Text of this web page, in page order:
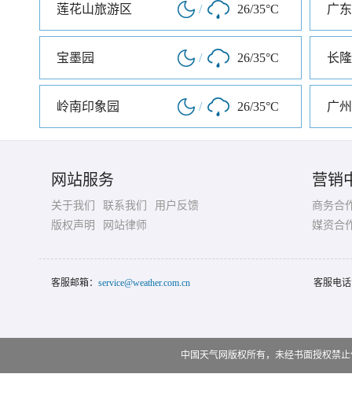
莲花山旅游区 / 26/35°C 广
宝墨园 / 26/35°C 长
岭南印象园 / 26/35°C
网站服务
关于我们 联系我们
用户反馈
版权声明
网站律师
营销
商务合
媒资合
客服邮箱： service@weather.com.cn 客服电
中国天气网版权所有，未经书面授权